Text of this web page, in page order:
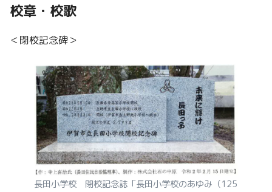
校章・校歌
＜閉校記念碑＞
長田小学校 閉校記念誌「長田小学校のあゆみ（125